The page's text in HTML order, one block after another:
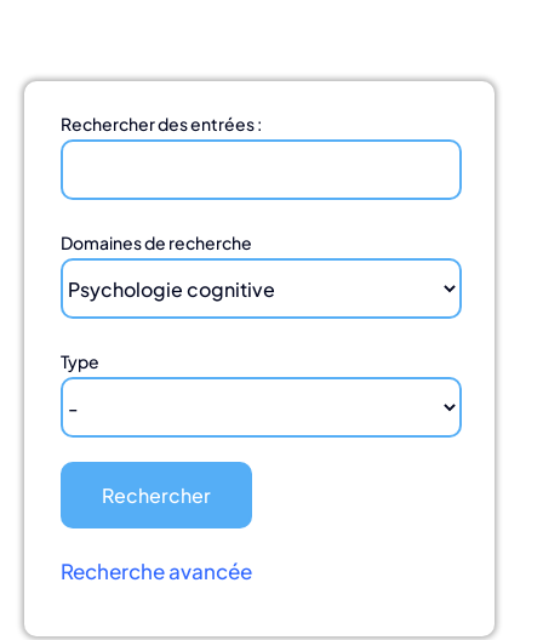
Rechercher des entrées :
Domaines de recherche
Type
Recherche avancée